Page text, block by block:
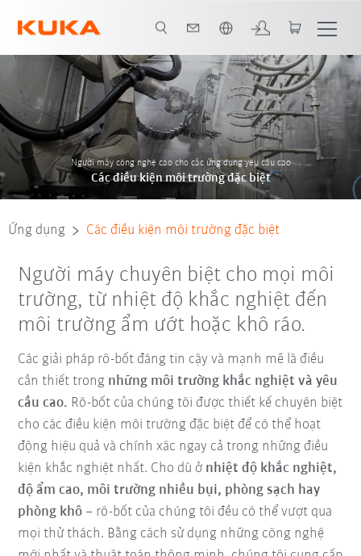
ứng dụng Liên hệ Các ví dụ về khách hàng Đối tác hệ thống
Người máy công nghệ cao cho các ứng dụng yêu cầu cao
Các điều kiện môi trường đặc biệt
Ứng dụng Các điều kiện môi trường đặc biệt
Người máy chuyên biệt cho mọi môi
trường, từ nhiệt độ khắc nghiệt đến
môi trường ẩm ướt hoặc khô ráo.
Các giải pháp rô-bốt đáng tin cậy và mạnh mẽ là điều
cần thiết trong những môi trường khắc nghiệt và yêu
cầu cao. Rô-bốt của chúng tôi được thiết kế chuyên biệt
cho các điều kiện môi trường đặc biệt để có thể hoạt
động hiệu quả và chính xác ngay cả trong những điều
kiện khắc nghiệt nhất. Cho dù ở nhiệt độ khắc nghiệt,
độ ẩm cao, môi trường nhiều bụi, phòng sạch hay
phòng khô – rô-bốt của chúng tôi đều có thể vượt qua
mọi thử thách. Bằng cách sử dụng những công nghệ